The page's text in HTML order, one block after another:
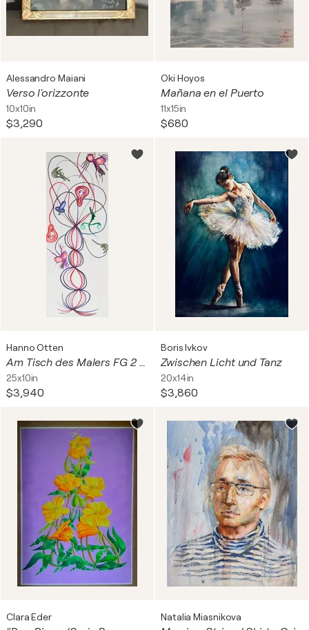
Alessandro Maiani
Verso l'orizzonte
10x10in
$3,290
Oki Hoyos
Mañana en el Puerto
11x15in
$680
Hanno Otten
Am Tisch des Malers FG 2 / 24
25x10in
$3,940
Boris Ivkov
Zwischen Licht und Tanz
20x14in
$3,860
Clara Eder Natalia Miasnikova